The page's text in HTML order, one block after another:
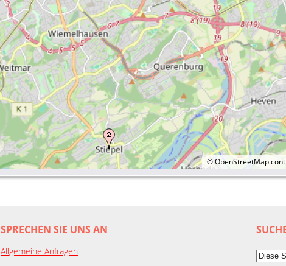
©OpenStreetMap
SPRECHEN SIE UNS AN
Allgemeine Anfragen